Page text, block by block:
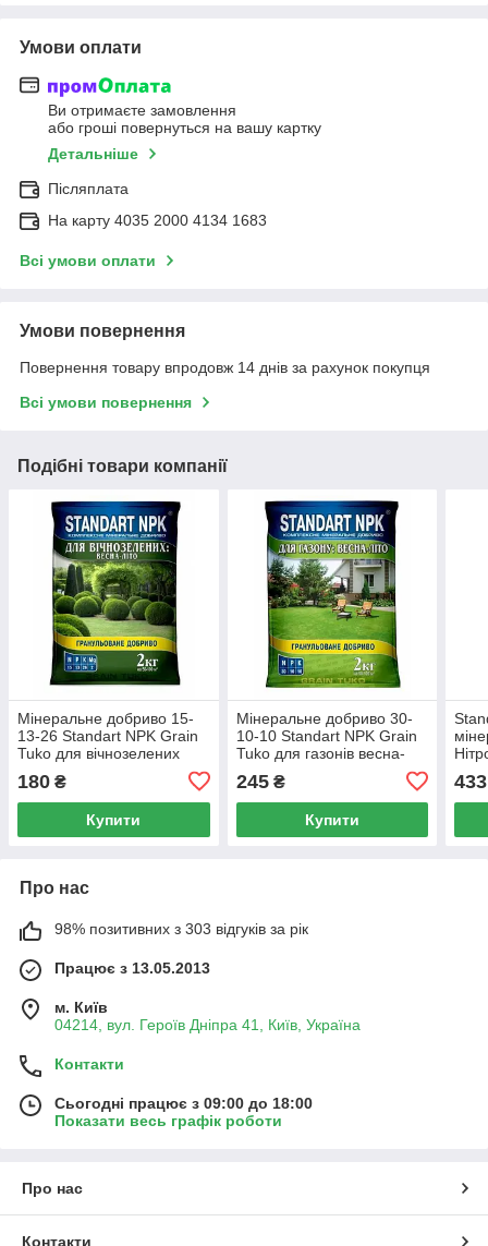
Умови оплати
Ви отримаєте замовлення
або гроші повернуться на вашу картку
Детальніше
Післяплата
На карту 4035 2000 4134 1683
Всі умови оплати
Умови повернення
Повернення товару впродовж 14 днів за рахунок покупця
Всі умови повернення
Подібні товари компанії
Мінеральне добриво 15-
13-26 Standart NPK Grain
Tuko для вічнозелених
180 ₴
Купити
Мінеральне добриво 30-
10-10 Standart NPK Grain
Tuko для газонів весна-
245₴
Купити
433
Про нас
98% позитивних з 303 відгуків за рік
Працює з 13.05.2013
м. Київ
04214, вул. Героїв Дніпра 41, Київ, Україна
Контакти
Сьогодні працює з 09:00 до 18:00
Показати весь графік роботи
Про нас
Контакти